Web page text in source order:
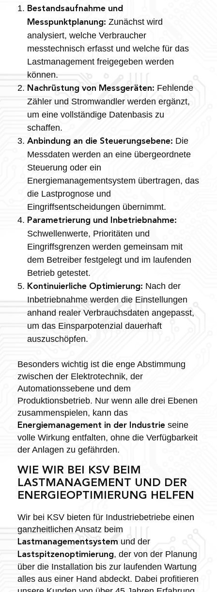
Bestandsaufnahme und
Messpunktplanung: Zunächst wird
analysiert, welche Verbraucher
messtechnisch erfasst und welche für das
Lastmanagement freigegeben werden
können.
Nachrüstung von Messgeräten: Fehlende
Zähler und Stromwandler werden ergänzt,
um eine vollständige Datenbasis zu
schaffen.
Anbindung an die Steuerungsebene: Die
Messdaten werden an eine übergeordnete
Steuerung oder ein
Energiemanagementsystem übertragen, das
die Lastprognose und
Eingriffsentscheidungen übernimmt.
Parametrierung und Inbetriebnahme:
Schwellenwerte, Prioritäten und
Eingriffsgrenzen werden gemeinsam mit
dem Betreiber festgelegt und im laufenden
Betrieb getestet.
Kontinuierliche Optimierung: Nach der
Inbetriebnahme werden die Einstellungen
anhand realer Verbrauchsdaten angepasst,
um das Einsparpotenzial dauerhaft
auszuschöpfen.
Besonders wichtig ist die enge Abstimmung
zwischen der Elektrotechnik, der
Automationssebene und dem
Produktionsbetrieb. Nur wenn alle drei Ebenen
zusammenspielen, kann das
Energiemanagement in der Industrieseine
volle Wirkung entfalten, ohne die Verfügbarkeit
der Anlagen zu gefährden.
WIE WIR BEI KSV BEIM
LASTMANAGEMENT UND DER
ENERGIEOPTIMIERUNG HELFEN
Wir bei KSV bieten für Industriebetriebe einen
ganzheitlichen Ansatz beim
Lastmanagementsystem und der
Lastspitzenoptimierung, der von der Planung
über die Installation bis zur laufenden Wartung
alles aus einer Hand abdeckt. Dabei profitieren